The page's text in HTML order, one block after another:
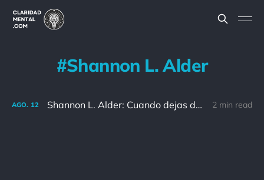
Shannon L. Alder
AGO. 12 Shannon L. Alder: Cuando dejas de vivir tu vida basándote en lo que otros piensan de ti, la vida real comienza. 2 min read